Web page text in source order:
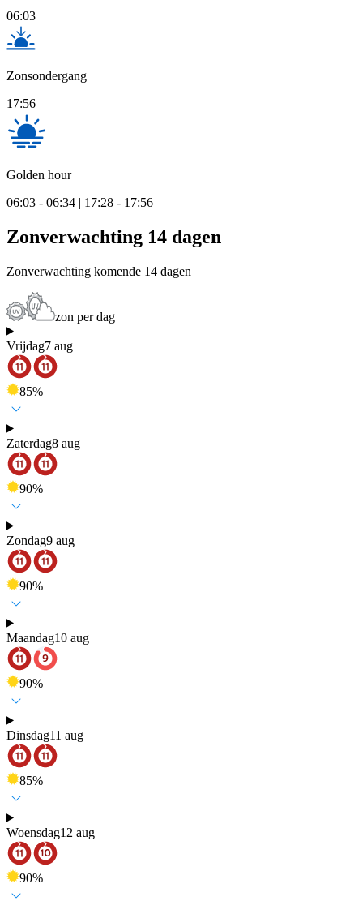
06:03
Zonsondergang
17:56
Golden hour
06:03 - 06:34 | 17:28 - 17:56
Zonverwachting 14 dagen
Zonverwachting komende 14 dagen
zon per dag
Vrijdag7 aug
85%
Zaterdag8 aug
90%
Zondag9 aug
90%
Maandag10 aug
90%
Dinsdag11 aug
85%
Woensdag12 aug
90%